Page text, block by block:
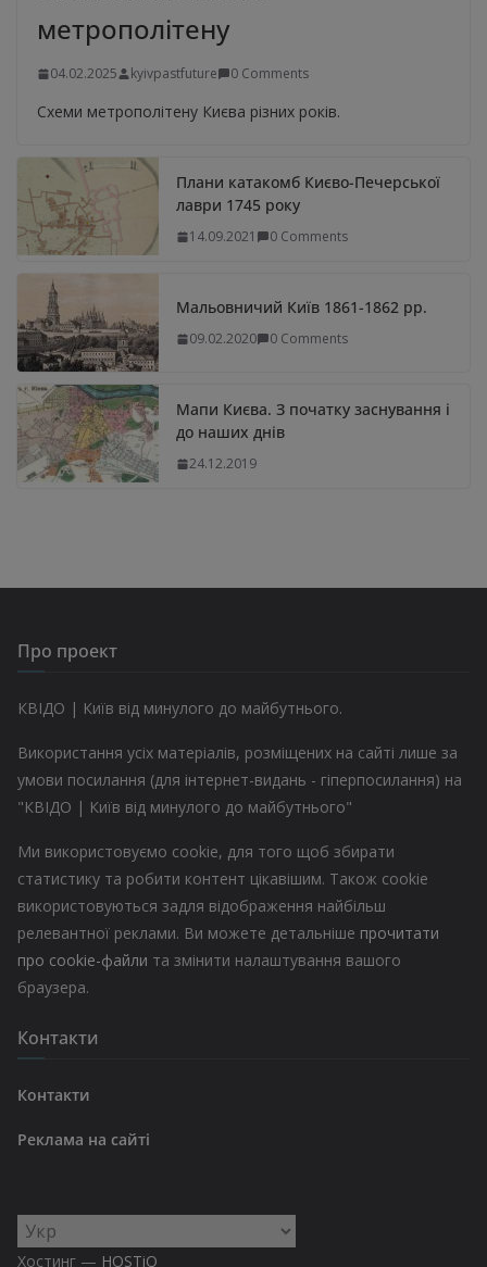
метрополітену
04.02.2025 kyivpastfuture 0 Comments
Схеми метрополітену Києва різних років.
Плани катакомб Києво-Печерської
лаври 1745 року
14.09.2021 0 Comments
Мальовничий Київ 1861-1862 рр.
09.02.2020 0 Comments
Мапи Києва. З початку заснування і
до наших днів
24.12.2019
Про проект
КВІДО | Київ від минулого до майбутнього.
Використання усіх матеріалів, розміщених на сайті лише за
умови посилання (для інтернет-видань - гіперпосилання) на
"КВІДО | Київ від минулого до майбутнього"
Ми використовуємо cookie, для того щоб збирати
статистику та робити контент цікавішим. Також cookie
використовуються задля відображення найбільш
релевантної реклами. Ви можете детальніше прочитати
про cookie-файли та змінити налаштування вашого
браузера.
Контакти
Контакти
Реклама на сайті
Вибрати
мову
Хостинг — HOSTiQ